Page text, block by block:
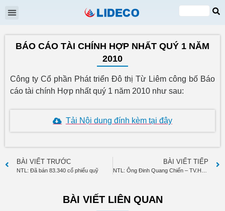
VI
EN
BÁO CÁO TÀI CHÍNH HỢP NHẤT QUÝ 1 NĂM
2010
Công ty Cổ phần Phát triển Đô thị Từ Liêm công bố Báo
cáo tài chính Hợp nhất quý 1 năm 2010 như sau:
Tải Nội dung đính kèm tại đây
BÀI VIẾT TRƯỚC
NTL: Đã bán 83.340 cổ phiếu quỹ
BÀI VIẾT TIẾP
BÀI VIẾT LIÊN QUAN